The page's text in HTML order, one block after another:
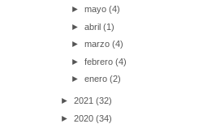
►mayo(4)
►abril(1)
►marzo(4)
►febrero(4)
►enero(2)
► 2021 (32)
► 2020 (34)